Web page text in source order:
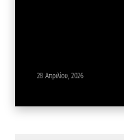
28 Απριλίου, 2026